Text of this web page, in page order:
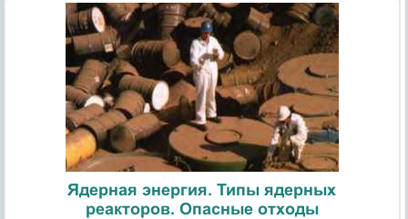
Ядерная энергия. Типы ядерных
реакторов. Опасные отходы